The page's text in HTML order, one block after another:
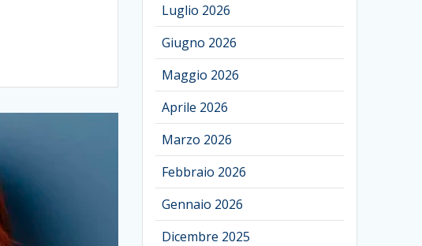
Luglio 2026
Giugno 2026
Maggio 2026
Aprile 2026
Marzo 2026
Febbraio 2026
Gennaio 2026
Dicembre 2025